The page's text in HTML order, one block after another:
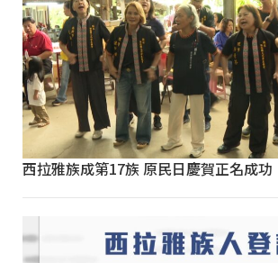
西拉雅族成第17族 原民日慶賀正名成功